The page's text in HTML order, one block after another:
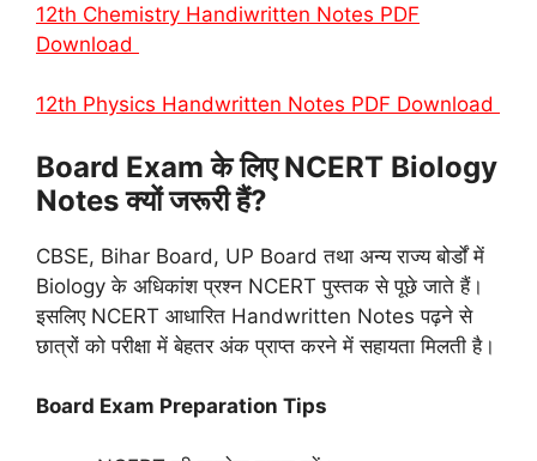
12th Chemistry Handiwritten Notes PDF
Download
12th Physics Handwritten Notes PDF Download
Board Exam के लिए NCERT Biology
Notes क्यों जरूरी हैं?
CBSE, Bihar Board, UP Board तथा अन्य राज्य बोर्डों में
Biology के अधिकांश प्रश्न NCERT पुस्तक से पूछे जाते हैं।
इसलिए NCERT आधारित Handwritten Notes पढ़ने से
छात्रों को परीक्षा में बेहतर अंक प्राप्त करने में सहायता मिलती है।
Board Exam Preparation Tips